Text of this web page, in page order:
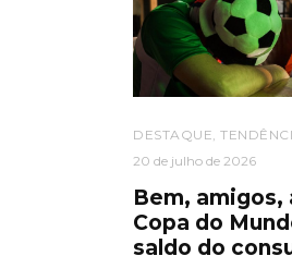
DESTAQUE
20 de julho de 2026
Bem, amigos,
Copa do
saldo do